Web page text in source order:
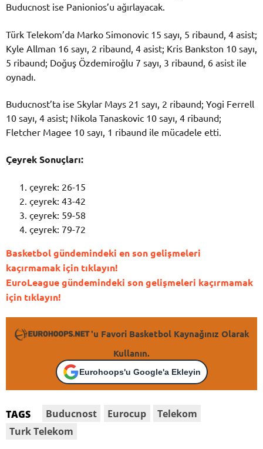
Buducnost ise Panionios’u ağırlayacak.
Türk Telekom’da Marko Simonovic 15 sayı, 5 ribaund, 4 asist;
Kyle Allman 16 sayı, 2 ribaund, 4 asist; Kris Bankston 10 sayı,
5 ribaund; Doğuş Özdemiroğlu 7 sayı, 3 ribaund, 6 asist ile
oynadı.
Buducnost’ta ise Skylar Mays 21 sayı, 2 ribaund; Yogi Ferrell
10 sayı, 4 asist; Nikola Tanaskovic 10 sayı, 4 ribaund;
Fletcher Magee 10 sayı, 1 ribaund ile mücadele etti.
Çeyrek Sonuçları:
çeyrek: 26-15
çeyrek: 43-42
çeyrek: 59-58
çeyrek: 79-72
Basketbol gündemindeki en son gelişmeleri
kaçırmamak için tıklayın!
EuroLeague gündemindeki son gelişmeleri kaçırmamak
için tıklayın!
'u Favori Basketbol Kaynağınız Olarak
Kullanın.
Eurohoops'u Google'a Ekleyin
TAGS Buducnost Eurocup
Telekom
Turk Telekom